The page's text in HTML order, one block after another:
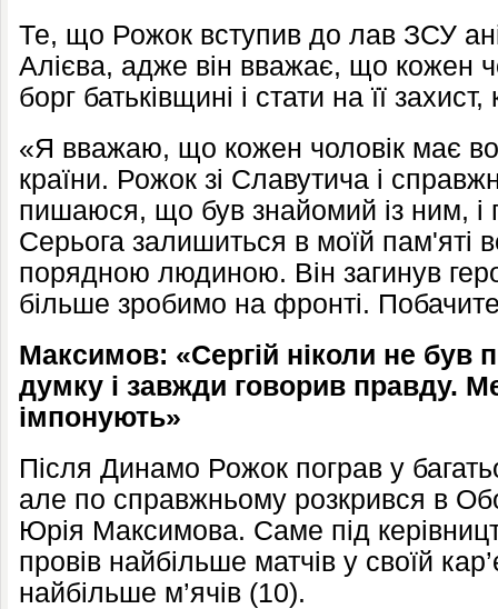
Те, що Рожок вступив до лав ЗСУ
Алієва, адже він вважає, що кожен
борг батьківщині і стати на її
«Я вважаю, що кожен чоловік має
країни. Рожок зі Славутича і
пишаюся, що був знайомий із ним, і
Серьога залишиться в моїй пам'яті
порядною людиною. Він загинув
більше зробимо на фронті.
Максимов: «Сергій ніколи не був
думку і завжди говорив правду.
імпонують»
Після Динамо Рожок пограв у
але по справжньому розкрився в
Юрія Максимова. Саме під
провів найбільше матчів у своїй
найбільше м’ячів (10).